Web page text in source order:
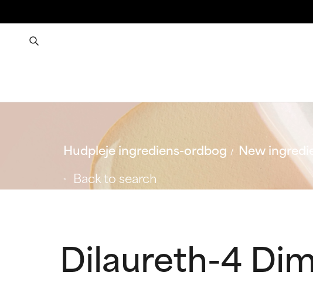
Hudpleje ingrediens-ordbog New
Back to search
Dilaureth-4